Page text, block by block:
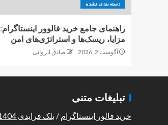
دسته‌بندی نشده
راهنمای جامع خرید فالوور اینستاگرام:
مزایا، ریسک‌ها و استراتژی‌های امن
آگوست 2, 2026 صادق ایروانی
تبلیغات متنی
خرید فالور اینستاگرام / بلک فرایدی 1404 جوشن گلد